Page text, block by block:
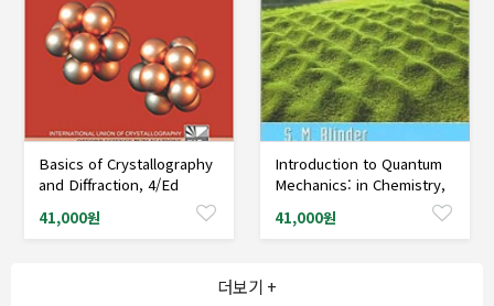
샘플도서신청
Basics of Crystallography
and Diffraction, 4/Ed
41,000원
샘플도서신청
Introduction to Quantum
Mechanics: in Chemistry,
Biology
41,000원
더보기 +